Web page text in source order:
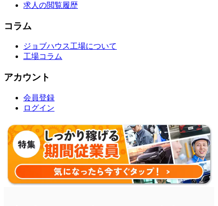
求人の閲覧履歴
コラム
ジョブハウス工場について
工場コラム
アカウント
会員登録
ログイン